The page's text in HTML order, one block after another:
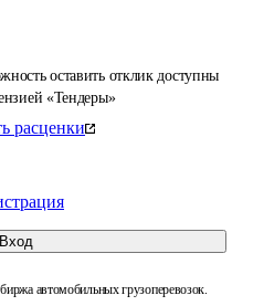
оставить отклик доступны
«Тендеры»
расценки
Вход
автомобильных грузоперевозок.